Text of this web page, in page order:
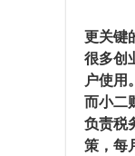
更关键
很多创
户使用。
而小二
负责税
策， 每